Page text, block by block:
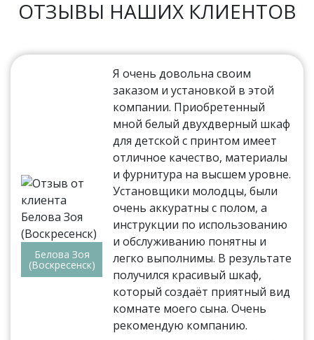
ОТЗЫВЫ НАШИХ КЛИЕНТОВ
Белова Зоя
(Воскресенск)
Я очень довольна своим
заказом и установкой в этой
компании. Приобретенный
мной белый двухдверный шкаф
для детской с принтом имеет
отличное качество, материалы
и фурнитура на высшем уровне.
Установщики молодцы, были
очень аккуратны с полом, а
инструкции по использованию
и обслуживанию понятны и
легко выполнимы. В результате
получился красивый шкаф,
который создаёт приятный вид
комнате моего сына. Очень
рекомендую компанию.